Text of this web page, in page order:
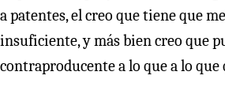
a patentes, el creo que tiene que
insuficiente, y más bien creo que
contraproducente a lo que a lo